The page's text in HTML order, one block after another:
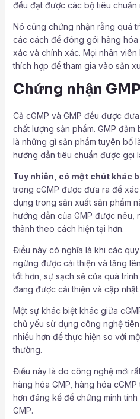
đều đạt được các bộ tiêu chuẩn
Nó cũng chứng nhận rằng quá
các cách để đóng gói hàng
xác và chính xác. Mọi nhân
thích hợp để tham gia vào sản
Chứng nhận
Cả cGMP và GMP đều được
chất lượng sản phẩm. GMP
là những gì sản phẩm tuyên bố
hướng dẫn tiêu chuẩn được gọi
Tuy nhiên, có một chút khác
trong cGMP được đưa ra để
dụng trong sản xuất sản phẩm
hướng dẫn của GMP được nêu,
thành theo cách hiện tại hơn.
Điều này có nghĩa là khi các
ngừng được cải thiện và tăng
tốt hơn, sự sạch sẽ của quá
đang được cải thiện và cập nhật.
Một sự khác biệt khác giữa
chủ yếu sử dụng công nghệ
nhiều hơn để thực hiện so với
thường.
Điều này là do công nghệ mới
hàng hóa GMP, hàng hóa
hơn đáng kể để chứng minh
GMP.